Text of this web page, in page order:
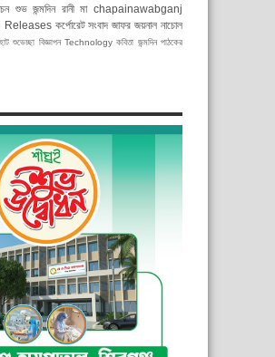
শুভ জন্মদিন রানী মা chapainawabganj
Releases কর্পোরেট সংবাদ জাফর জয়নাল নাচোল
শুভেচ্ছা বিজ্ঞাপন Technology কবিতা জন্মদিন পাঠকের